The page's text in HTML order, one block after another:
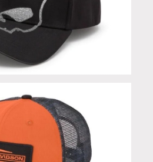
Edition